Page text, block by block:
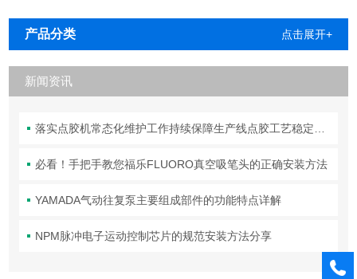
产品分类 点击展开+
新闻资讯
落实点胶机常态化维护工作持续保障生产线点胶工艺稳定合规
必看！手把手教您福乐FLUORO真空吸笔头的正确安装方法
YAMADA气动往复泵主要组成部件的功能特点详解
NPM脉冲电子运动控制芯片的规范安装方法分享